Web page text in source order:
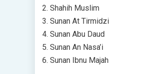
2. Shahih Muslim
3. Sunan At Tirmidzi
4. Sunan Abu Daud
5. Sunan An Nasa’i
6. Sunan Ibnu Majah